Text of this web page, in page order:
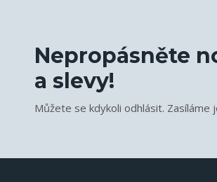
Nepropásněte
a slevy!
Můžete se kdykoli odhlásit. Zasíláme